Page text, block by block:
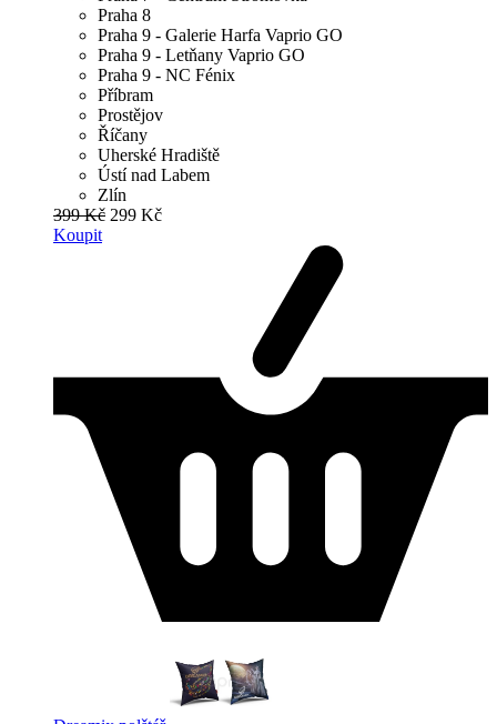
Praha 8
Praha 9 - Galerie Harfa Vaprio GO
Praha 9 - Letňany Vaprio GO
Praha 9 - NC Fénix
Příbram
Prostějov
Říčany
Uherské Hradiště
Ústí nad Labem
Zlín
399 Kč 299 Kč
Koupit